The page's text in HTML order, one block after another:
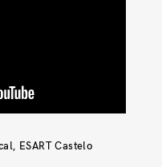
ESART Castelo